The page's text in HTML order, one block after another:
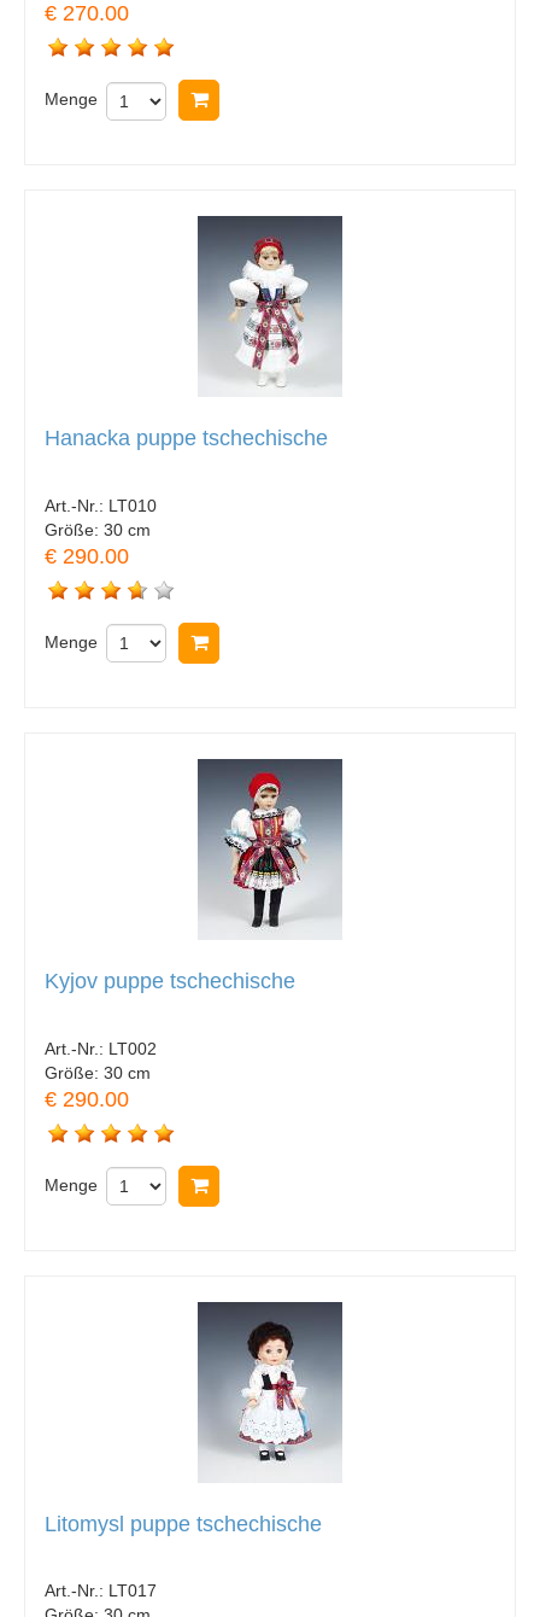
€ 270.00
Menge
Hanacka puppe tschechische
Art.-Nr.: LT010
Größe: 30 cm
€ 290.00
Menge
Kyjov puppe tschechische
Art.-Nr.: LT002
Größe: 30 cm
€ 290.00
Menge
Litomysl puppe tschechische
Art.-Nr.: LT017